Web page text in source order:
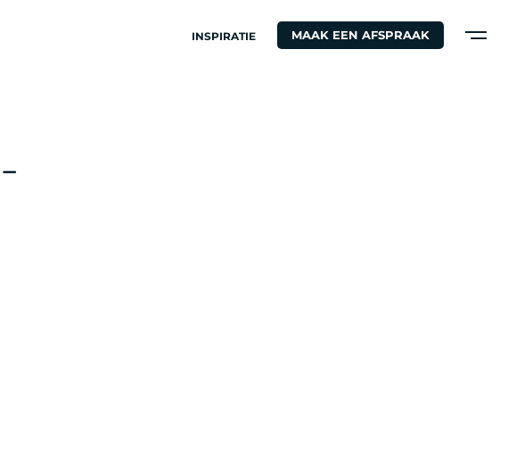
INSPIRATIE MAAK EEN AFSPRAAK
-